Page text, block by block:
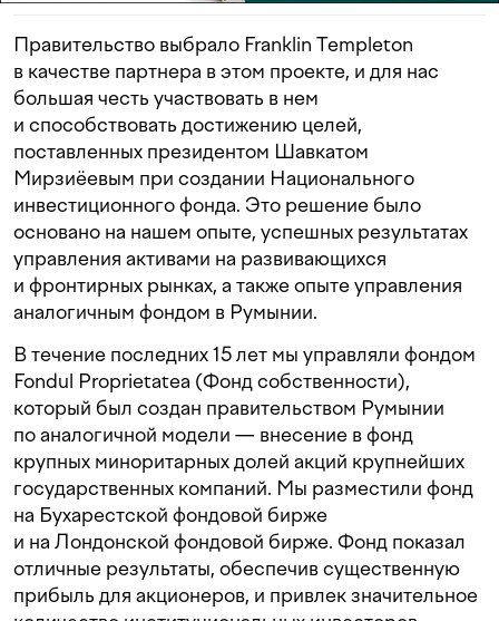
Правительство выбрало Franklin Templeton
в качестве партнера в этом проекте, и для нас
большая честь участвовать в нем
и способствовать достижению целей,
поставленных президентом Шавкатом
Мирзиёевым при создании Национального
инвестиционного фонда. Это решение было
основано на нашем опыте, успешных результатах
управления активами на развивающихся
и фронтирных рынках, а также опыте управления
аналогичным фондом в Румынии.
В течение последних 15 лет мы управляли фондом
Fondul Proprietatea (Фонд собственности),
который был создан правительством Румынии
по аналогичной модели — внесение в фонд
крупных миноритарных долей акций крупнейших
государственных компаний. Мы разместили фонд
на Бухарестской фондовой бирже
и на Лондонской фондовой бирже. Фонд показал
отличные результаты, обеспечив существенную
прибыль для акционеров, и привлек значительное